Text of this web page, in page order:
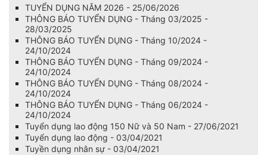
TUYỂN DỤNG NĂM 2026 - 25/06/2026
THÔNG BÁO TUYỂN DỤNG - Tháng 03/2025 -
28/03/2025
THÔNG BÁO TUYỂN DỤNG - Tháng 10/2024 -
24/10/2024
THÔNG BÁO TUYỂN DỤNG - Tháng 09/2024 -
24/10/2024
THÔNG BÁO TUYỂN DỤNG - Tháng 08/2024 -
24/10/2024
THÔNG BÁO TUYỂN DỤNG - Tháng 06/2024 -
24/10/2024
Tuyển dụng lao động 150 Nữ và 50 Nam - 27/06/2021
Tuyển dụng lao động - 03/04/2021
Tuyền dụng nhân sự - 03/04/2021